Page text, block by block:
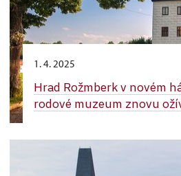
1. 4. 2025
Hrad Rožmberk v novém
rodové muzeum znovu